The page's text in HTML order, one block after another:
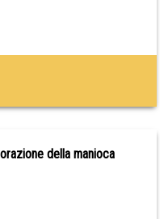
della manioca